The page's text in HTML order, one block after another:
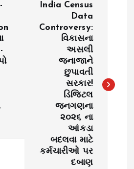
India Census
Data
Controversy:
વિકાસના
અસલી
જનાજાને
છુપાવતી
સરકાર!
ડિજિટલ
જનગણના
૨૦૨૬ ના
આંકડા
બદલવા માટે
કર્મચારીઓ પર
દબાણ